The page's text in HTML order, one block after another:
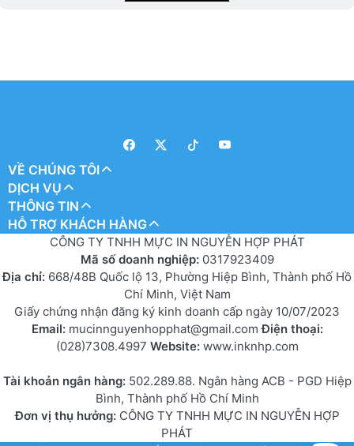
VỀ CHÚNG TÔI
DỊCH VỤ
THÔNG TIN
HỖ TRỢ KHÁCH HÀNG
CÔNG TY TNHH MỰC IN NGUYỄN HỢP PHÁT
Mã số doanh nghiệp: 0317923409
Địa chỉ: 668/48B Quốc lộ 13, Phường Hiệp Bình, Thành phố Hồ
Chí Minh, Việt Nam
Giấy chứng nhận đăng ký kinh doanh cấp ngày 10/07/2023
Email: mucinnguyenhopphat@gmail.comĐiện thoại:
(028)7308.4997 Website: www.inknhp.com
Tài khoản ngân hàng: 502.289.88. Ngân hàng ACB - PGD Hiệp
Bình, Thành phố Hồ Chí Minh
Đơn vị thụ hưởng:CÔNG TY TNHH MỰC IN NGUYỄN HỢP
PHÁT